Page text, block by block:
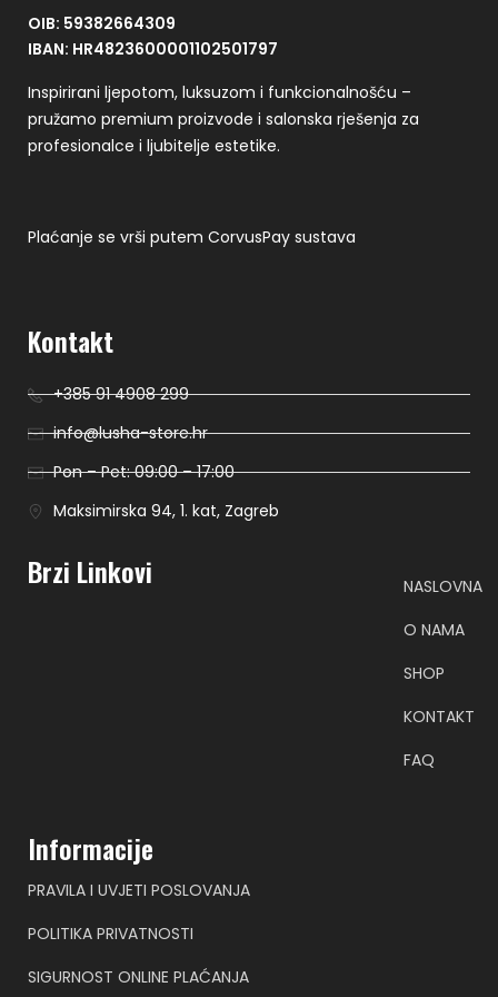
OIB: 59382664309
IBAN: HR4823600001102501797
Inspirirani ljepotom, luksuzom i funkcionalnošću –
pružamo premium proizvode i salonska rješenja za
profesionalce i ljubitelje estetike.
Plaćanje se vrši putem CorvusPay sustava
Kontakt
+385 91 4908 299
info@lusha-store.hr
Pon – Pet: 09:00 – 17:00
Maksimirska 94, 1. kat, Zagreb
Brzi Linkovi
NASLOVNA
O NAMA
SHOP
KONTAKT
FAQ
Informacije
PRAVILA I UVJETI POSLOVANJA
POLITIKA PRIVATNOSTI
SIGURNOST ONLINE PLAĆANJA